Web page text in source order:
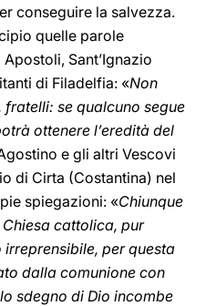
conseguire la salvezza.
quelle parole
Sant’Ignazio
di Filadelfia: «Non
se qualcuno segue
ottenere l’eredità del
e gli altri Vescovi
di Cirta (Costantina) nel
spiegazioni: «Chiunque
cattolica, pur
per questa
dalla comunione con
sdegno di Dio incombe